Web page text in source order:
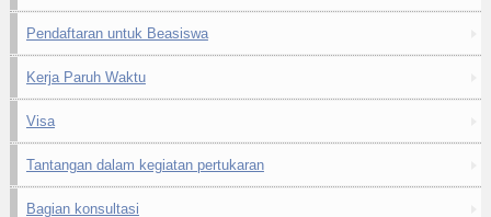
Pendaftaran untuk Beasiswa
Kerja Paruh Waktu
Visa
Tantangan dalam kegiatan pertukaran
Bagian konsultasi